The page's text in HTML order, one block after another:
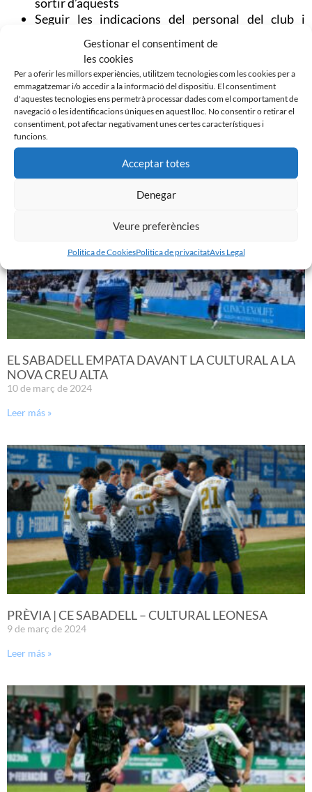
Gestionar el consentiment de
les cookies
Per a oferir les millors experiències, utilitzem tecnologies com les cookies per a
emmagatzemar i/o accedir a la informació del dispositiu. El consentiment
d'aquestes tecnologies ens permetrà processar dades com el comportament de
navegació o les identificacions úniques en aquest lloc. No consentir o retirar el
consentiment, pot afectar negativament unes certes característiques i
funcions.
Acceptar totes
Denegar
Veure preferències
Politica de CookiesPolitica de privacitatAvis Legal
Seguir les indicacions del personal del club i
Us hi esperem, arlequinats!
protocol-acce–s-tornada-socis-21-22
Noticias Relacionadas
EL SABADELL EMPATA DAVANT LA CULTURAL A LA
NOVA CREU ALTA
10 de març de 2024
Leer más »
PRÈVIA | CE SABADELL – CULTURAL LEONESA
9 de març de 2024
Leer más »